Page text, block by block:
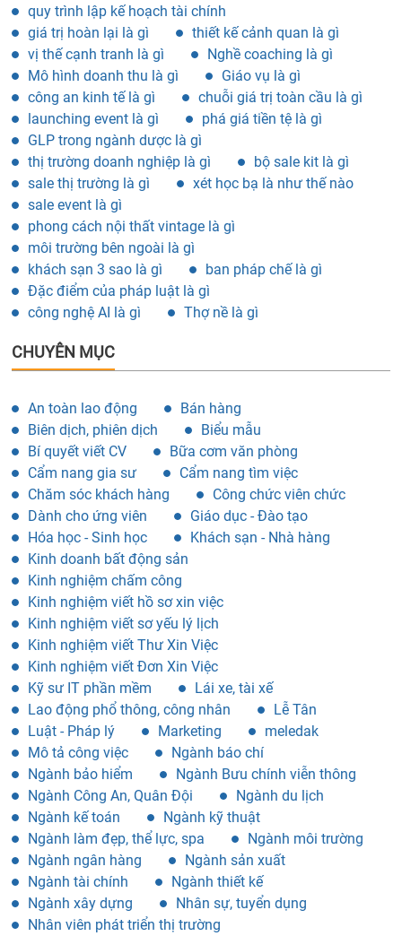
quy trình lập kế hoạch tài chính
giá trị hoàn lại là gì
thiết kế cảnh quan là gì
vị thế cạnh tranh là gì
Nghề coaching là gì
Mô hình doanh thu là gì
Giáo vụ là gì
công an kinh tế là gì
chuỗi giá trị toàn cầu là gì
launching event là gì
phá giá tiền tệ là gì
GLP trong ngành dược là gì
thị trường doanh nghiệp là gì
bộ sale kit là gì
sale thị trường là gì
xét học bạ là như thế nào
sale event là gì
phong cách nội thất vintage là gì
môi trường bên ngoài là gì
khách sạn 3 sao là gì
ban pháp chế là gì
Đặc điểm của pháp luật là gì
công nghệ AI là gì
Thợ nề là gì
CHUYÊN MỤC
An toàn lao động
Bán hàng
Biên dịch, phiên dịch
Biểu mẫu
Bí quyết viết CV
Bữa cơm văn phòng
Cẩm nang gia sư
Cẩm nang tìm việc
Chăm sóc khách hàng
Công chức viên chức
Dành cho ứng viên
Giáo dục - Đào tạo
Hóa học - Sinh học
Khách sạn - Nhà hàng
Kinh doanh bất động sản
Kinh nghiệm chấm công
Kinh nghiệm viết hồ sơ xin việc
Kinh nghiệm viết sơ yếu lý lịch
Kinh nghiệm viết Thư Xin Việc
Kinh nghiệm viết Đơn Xin Việc
Kỹ sư IT phần mềm
Lái xe, tài xế
Lao động phổ thông, công nhân
Lễ Tân
Luật - Pháp lý
Marketing
meledak
Mô tả công việc
Ngành báo chí
Ngành bảo hiểm
Ngành Bưu chính viễn thông
Ngành Công An, Quân Đội
Ngành du lịch
Ngành kế toán
Ngành kỹ thuật
Ngành làm đẹp, thể lực, spa
Ngành môi trường
Ngành ngân hàng
Ngành sản xuất
Ngành tài chính
Ngành thiết kế
Ngành xây dựng
Nhân sự, tuyển dụng
Nhân viên phát triển thị trường